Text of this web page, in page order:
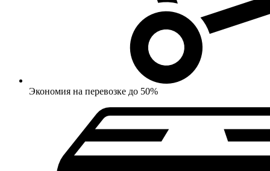
Экономия на перевозке до 50%